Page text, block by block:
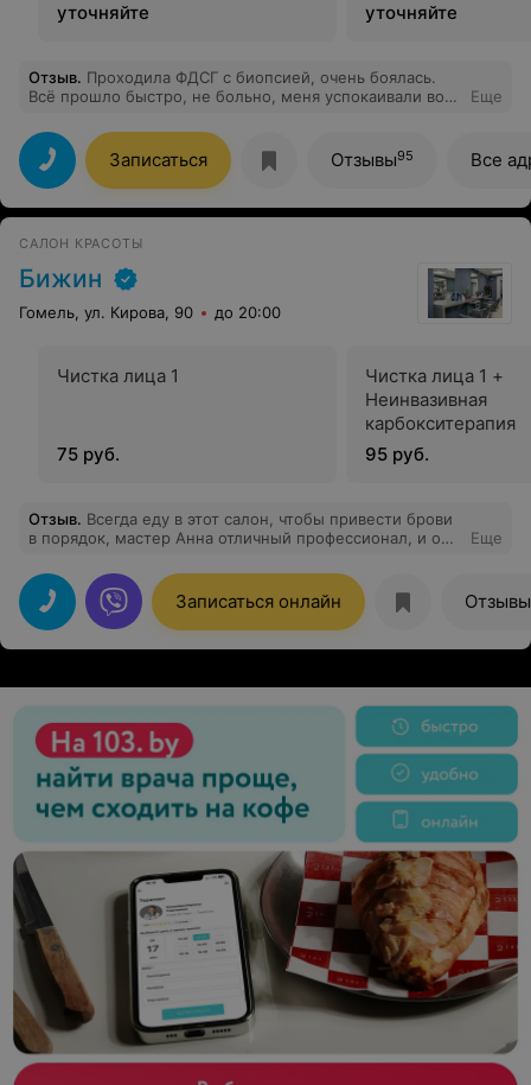
уточняйте
уточняйте
Отзыв. Проходила ФДСГ с биопсией, очень боялась.
Всё прошло быстро, не больно, меня успокаивали во
без лишнего стресса. Спасибо!
Еще
Записаться Отзывы95 Все
САЛОН КРАСОТЫ
Бижин
Гомель, ул. Кирова, 90 до 20:00
Чистка лица 1
75 руб.
Чистка лица 1 +
Неинвазивная
карбокситерапия
95 руб.
Отзыв. Всегда еду в этот салон, чтобы привести брови
в порядок, мастер Анна отличный профессионал, и она
Еще
Записаться онлайн Отзывы